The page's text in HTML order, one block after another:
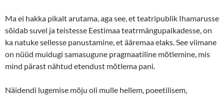
Ma ei hakka pikalt arutama, aga see, et teatripublik Ihamarusse
sõidab suvel ja teistesse Eestimaa teatrmängupaikadesse, on
ka natuke sellesse panustamine, et ääremaa elaks. See viimane
on nüüd muidugi samasugune pragmaatiline mõtlemine, mis
mind pärast nähtud etendust mõtlema pani.
Näidendi lugemise mõju oli mulle hellem, poeetilisem,